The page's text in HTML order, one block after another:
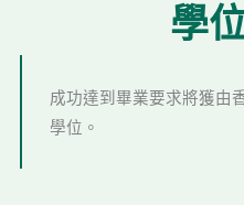
學
成功達到畢業要求將獲由
學位。